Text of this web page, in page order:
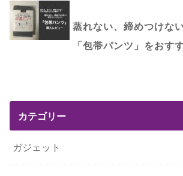
蒸れない、締めつけな
「包帯パンツ」をおす
カテゴリー
ガジェット